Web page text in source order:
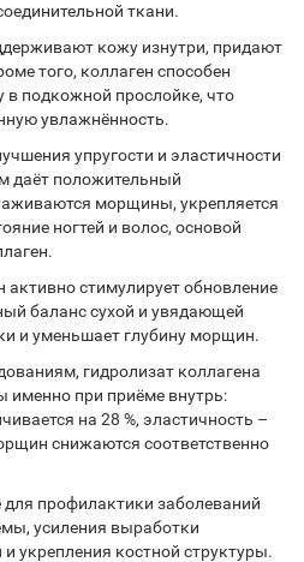
ткани.
кожу изнутри, придают
того, коллаген способен
в подкожной прослойке, что
увлажнённость.
упругости и эластичности
даёт положительный
морщины, укрепляется
ногтей и волос, основой
стимулирует обновление
баланс сухой и увядающей
и уменьшает глубину морщин.
гидролизат коллагена
именно при приёме внутрь:
на 28 %, эластичность –
снижаются соответственно
профилактики заболеваний
усиления выработки
укрепления костной структуры.